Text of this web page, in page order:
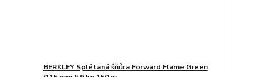
BERKLEY Splétaná šňůra Forward Flame Green